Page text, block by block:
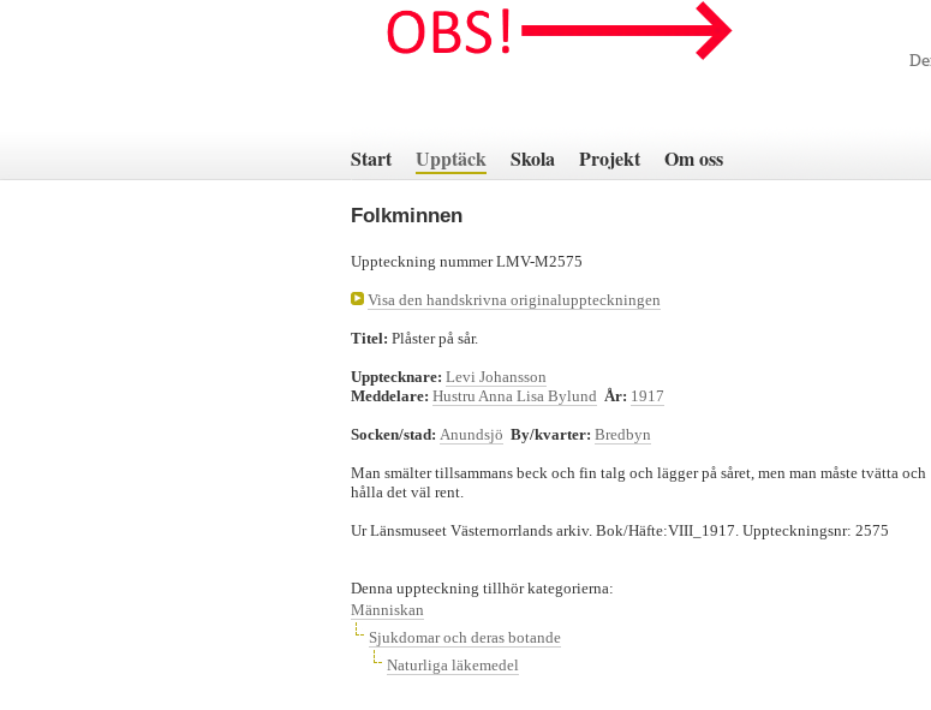
innehåll
Start Upptäck Skola Projekt Om oss
Folkminnen
Uppteckning nummer LMV-M2575
Visa den handskrivna originaluppteckningen
Titel: Plåster på sår.
Upptecknare: Levi Johansson
Meddelare: Hustru Anna Lisa Bylund År: 1917
Socken/stad: Anundsjö By/kvarter: Bredbyn
Man smälter tillsammans beck och fin talg och lägger på såret, men man måste tvätta och
hålla det väl rent.
Ur Länsmuseet Västernorrlands arkiv. Bok/Häfte:VIII_1917. Uppteckningsnr: 2575
Denna uppteckning tillhör kategorierna:
Människan
Sjukdomar och deras botande
Naturliga läkemedel